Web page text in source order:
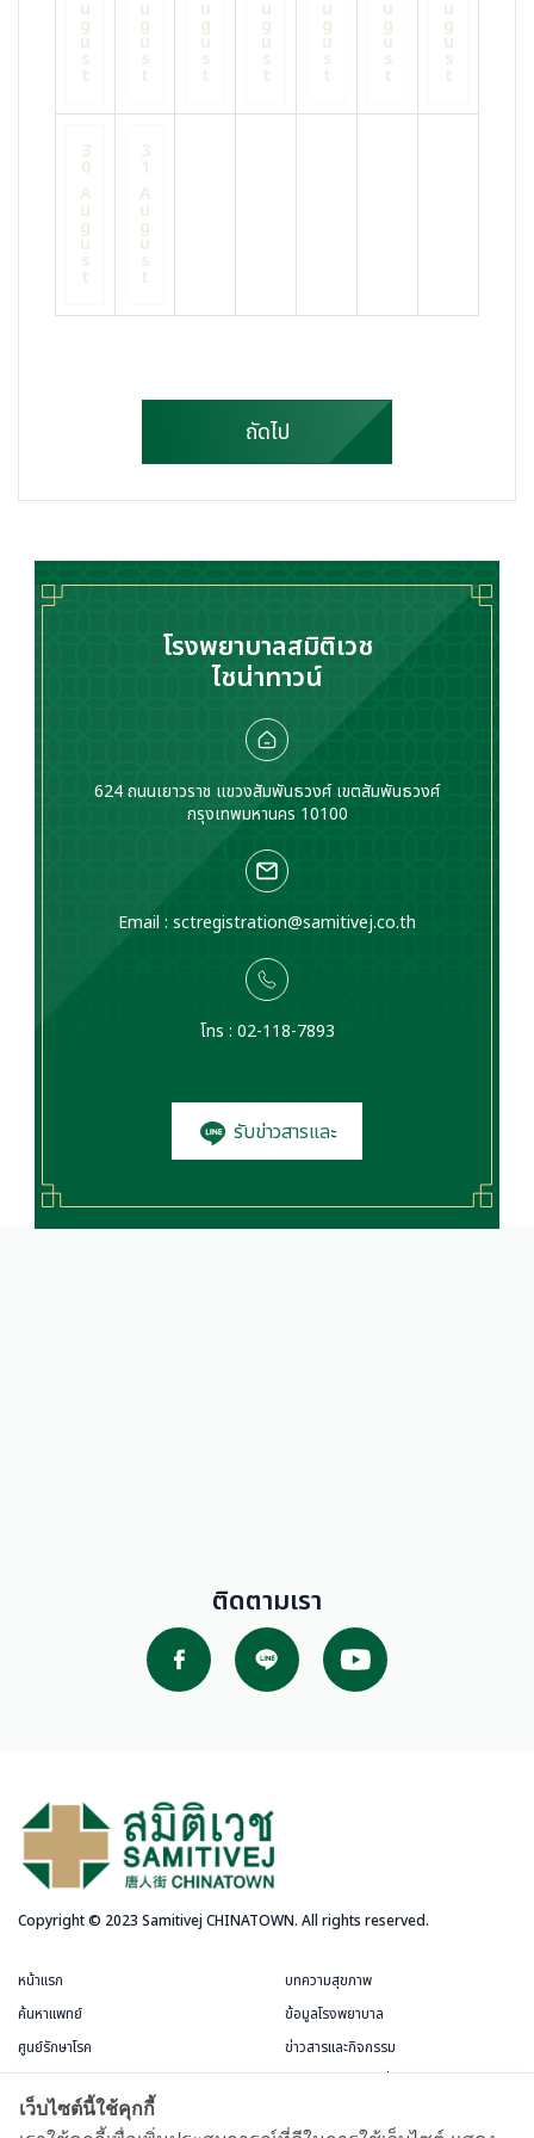
u
g
u
s
t
u
g
u
s
t
u
g
u
s
t
u
g
u
s
t
u
g
u
s
t
u
g
u
s
t
u
g
u
s
t
3
0
A
u
g
u
s
t
3
1
A
u
g
u
s
t
ถัดไป
โรงพยาบาลสมิติเวช
ไชน่าทาวน์
624 ถนนเยาวราช แขวงสัมพันธวงศ์ เขตสัมพันธวงศ์
กรุงเทพมหานคร 10100
Email : sctregistration@samitivej.co.th
โทร : 02-118-7893
รับข่าวสารและ
ติดตามเรา
Copyright © 2023 Samitivej CHINATOWN. All rights reserved.
หน้าแรก
ค้นหาแพทย์
ศูนย์รักษาโรค
ข้อกำหนดและการใช้งาน
บทความสุขภาพ
ข้อมูลโรงพยาบาล
ข่าวสารและกิจกรรม
เว็บไซต์นี้ใช้คุกกี้